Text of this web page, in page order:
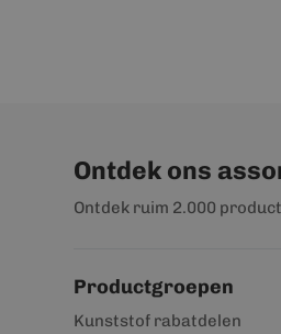
Ontdek ons
Ontdek ruim 2.000
Productgroepen
Kunststof rabatdelen